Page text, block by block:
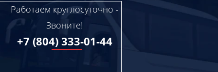
Работаем круглосуточно -
Звоните!
+7 (804) 333-01-44